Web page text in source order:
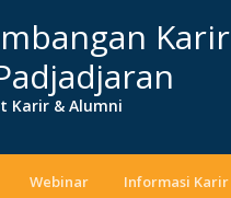
Karir
Karir & Alumni
Webinar Informasi Karir